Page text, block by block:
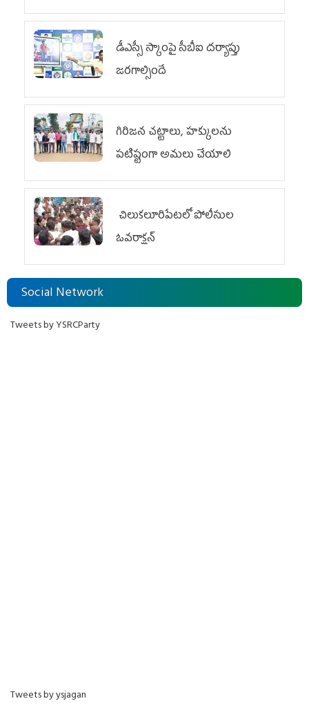
డీఎస్సీ స్కాంపై సీబీఐ దర్యాప్తు
జరగాల్సిందే
గిరిజన చట్టాలు, హక్కులను
పటిష్టంగా అమలు చేయాలి
చిలుక‌లూరిపేట‌లో పోలీసుల
ఓవ‌రాక్ష‌న్‌
Social Network
Tweets by YSRCParty
Tweets by ysjagan